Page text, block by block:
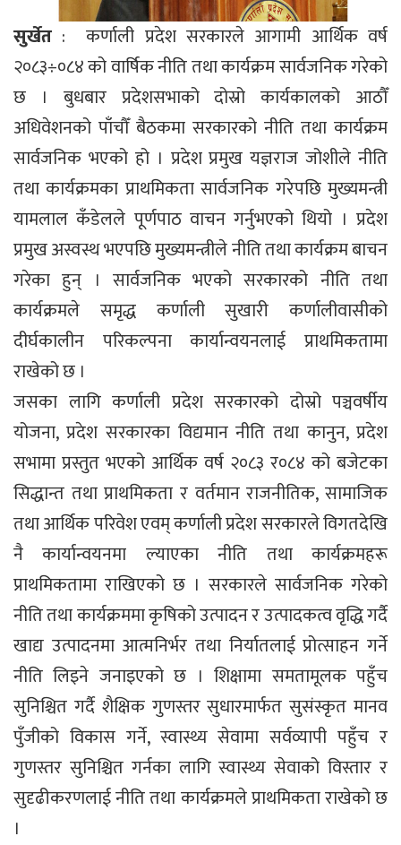
सुर्खेत : कर्णाली प्रदेश सरकारले आगामी आर्थिक वर्ष
२०८३÷०८४ को वार्षिक नीति तथा कार्यक्रम सार्वजनिक गरेको
छ । बुधबार प्रदेशसभाको दोस्रो कार्यकालको आठौँ
अधिवेशनको पाँचौँ बैठकमा सरकारको नीति तथा कार्यक्रम
सार्वजनिक भएको हो । प्रदेश प्रमुख यज्ञराज जोशीले नीति
तथा कार्यक्रमका प्राथमिकता सार्वजनिक गरेपछि मुख्यमन्त्री
यामलाल कँडेलले पूर्णपाठ वाचन गर्नुभएको थियो । प्रदेश
प्रमुख अस्वस्थ भएपछि मुख्यमन्त्रीले नीति तथा कार्यक्रम बाचन
गरेका हुन् । सार्वजनिक भएको सरकारको नीति तथा
कार्यक्रमले समृद्ध कर्णाली सुखारी कर्णालीवासीको
दीर्घकालीन परिकल्पना कार्यान्वयनलाई प्राथमिकतामा
राखेको छ ।
जसका लागि कर्णाली प्रदेश सरकारको दोस्रो पञ्चवर्षीय
योजना, प्रदेश सरकारका विद्यमान नीति तथा कानुन, प्रदेश
सभामा प्रस्तुत भएको आर्थिक वर्ष २०८३ र०८४ को बजेटका
सिद्धान्त तथा प्राथमिकता र वर्तमान राजनीतिक, सामाजिक
तथा आर्थिक परिवेश एवम् कर्णाली प्रदेश सरकारले विगतदेखि
नै कार्यान्वयनमा ल्याएका नीति तथा कार्यक्रमहरू
प्राथमिकतामा राखिएको छ । सरकारले सार्वजनिक गरेको
नीति तथा कार्यक्रममा कृषिको उत्पादन र उत्पादकत्व वृद्धि गर्दै
खाद्य उत्पादनमा आत्मनिर्भर तथा निर्यातलाई प्रोत्साहन गर्ने
नीति लिइने जनाइएको छ । शिक्षामा समतामूलक पहुँच
सुनिश्चित गर्दै शैक्षिक गुणस्तर सुधारमार्फत सुसंस्कृत मानव
पुँजीको विकास गर्ने, स्वास्थ्य सेवामा सर्वव्यापी पहुँच र
गुणस्तर सुनिश्चित गर्नका लागि स्वास्थ्य सेवाको विस्तार र
सुदृढीकरणलाई नीति तथा कार्यक्रमले प्राथमिकता राखेको छ
।